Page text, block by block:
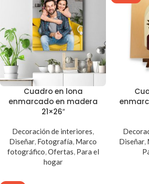
Cuadro en lona
enmarcado en madera
21×26″
Decoración de interiores,
Diseñar, Fotografía, Marco
fotográfico,Ofertas, Para el
hogar
Diseñar,